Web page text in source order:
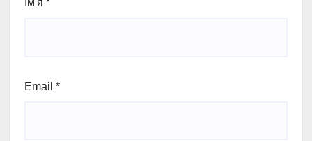
Ім'я *
Email *